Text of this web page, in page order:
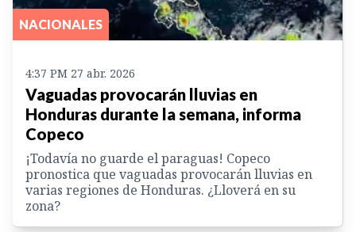
NACIONALES
4:37 PM 27 abr. 2026
Vaguadas provocarán lluvias en
Honduras durante la semana, informa
Copeco
¡Todavía no guarde el paraguas! Copeco
pronostica que vaguadas provocarán lluvias en
varias regiones de Honduras. ¿Lloverá en su
zona?